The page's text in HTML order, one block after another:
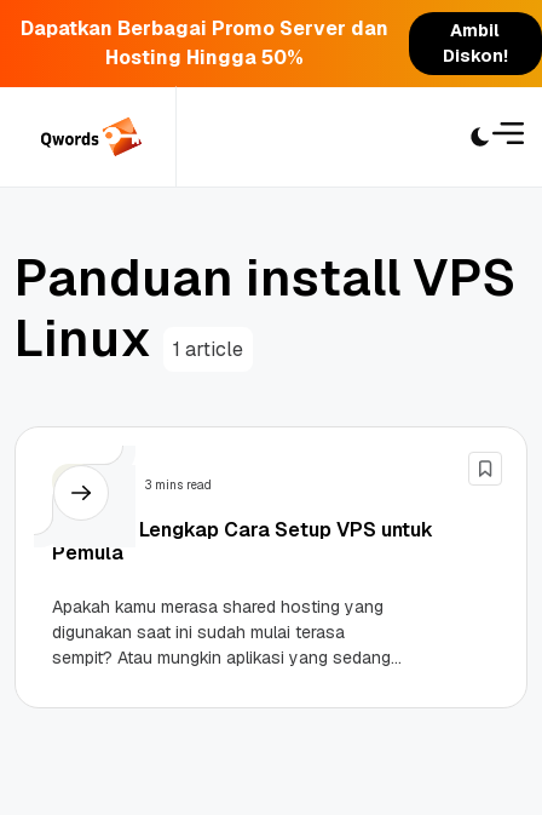
Dapatkan Berbagai Promo Server dan
Hosting Hingga 50%
Ambil
Diskon!
Panduan install VPS
Linux 1 article
Server 3 mins read
Panduan Lengkap Cara Setup VPS untuk
Pemula
Apakah kamu merasa shared hosting yang
digunakan saat ini sudah mulai terasa
sempit? Atau mungkin aplikasi yang sedang
performa yang...